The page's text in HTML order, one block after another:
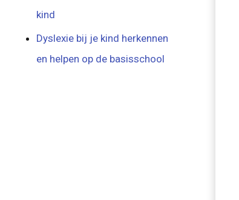
kind
Dyslexie bij je kind herkennen
en helpen op de basisschool